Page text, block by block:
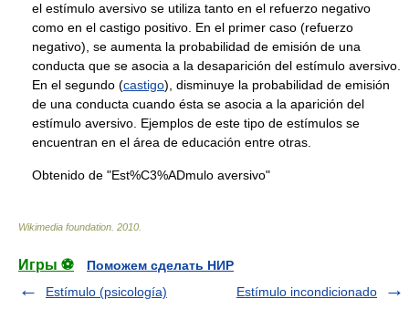
el estímulo aversivo se utiliza tanto en el refuerzo negativo
como en el castigo positivo. En el primer caso (refuerzo
negativo), se aumenta la probabilidad de emisión de una
conducta que se asocia a la desaparición del estímulo aversivo.
En el segundo (castigo), disminuye la probabilidad de emisión
de una conducta cuando ésta se asocia a la aparición del
estímulo aversivo. Ejemplos de este tipo de estímulos se
encuentran en el área de educación entre otras.
Obtenido de "Est%C3%ADmulo aversivo"
Wikimedia foundation 2010
Игры ⚽
Поможем сделать НИР
Estímulo (psicología)
Estímulo incondicionado